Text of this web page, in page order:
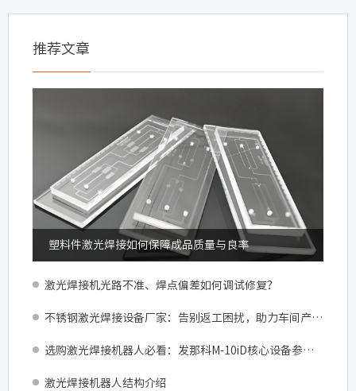
推荐文章
塑料件激光焊接如何保障成品质量与良率
激光焊接机光路不准、焊点偏差如何调试修复？
不锈钢激光焊接设备厂家：告别返工困扰，助力车间产能跃升
选购激光焊接机器人必看：发那科M-10iD核心设备参数与产线适配指南
激光焊接机器人结构介绍